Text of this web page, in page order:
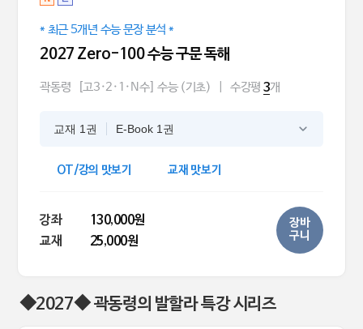
* 최근 5개년 수능 문장 분석 *
2027 Zero-100 수능 구문 독해
곽동령 [고3·2·1·N수] 수능 (기초) 수강평 3개
교재 1권 E-Book 1권
OT/강의 맛보기 교재 맛보기
강좌
130,000원
교재
25,000원
장바
구니
◆2027◆ 곽동령의 발할라 특강 시리즈